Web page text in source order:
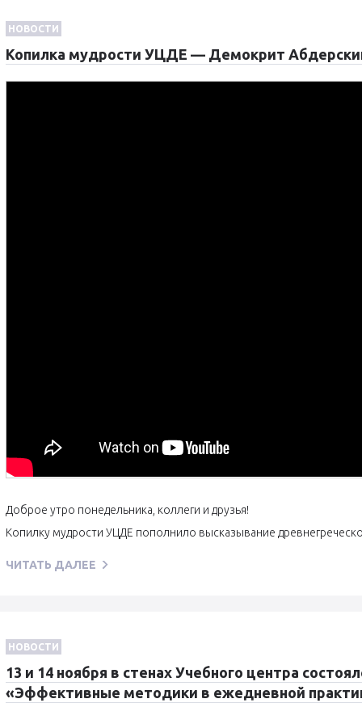
НОВОСТИ
Копилка мудрости УЦДЕ — Демокрит
Доброе утро понедельника, коллеги и друзья!
Копилку мудрости УЦДЕ пополнило высказывание
ЧИТАТЬ ДАЛЕЕ
НОВОСТИ
13 и 14 ноября в стенах Учебного центра
«Эффективные методики в ежедневной